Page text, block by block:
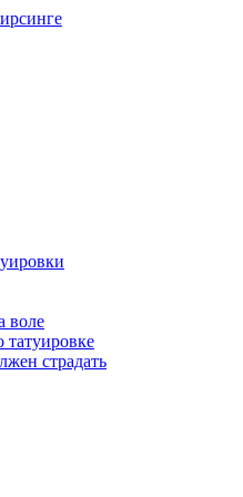
воле
страдать